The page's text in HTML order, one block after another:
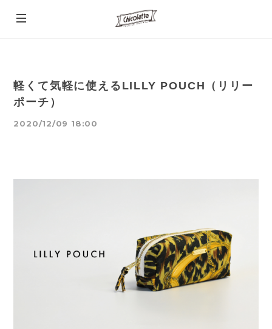
軽くて気軽に使えるLILLY POUCH（リリー
ポーチ）
2020/12/09 18:00